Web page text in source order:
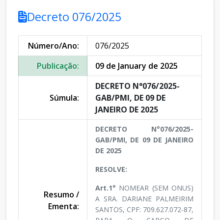
Decreto 076/2025
Número/Ano:
076/2025
Publicação:
09 de January de 2025
Súmula:
DECRETO N°076/2025-
GAB/PMI, DE 09 DE
JANEIRO DE 2025
Resumo /
Ementa:
DECRETO N°076/2025-
GAB/PMI, DE 09 DE JANEIRO
DE 2025
RESOLVE:
Art.1° NOMEAR (SEM ONUS)
A SRA. DARIANE PALMEIRIM
SANTOS, CPF: 709.627.072-87,